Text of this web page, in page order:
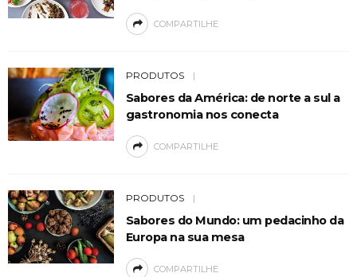
COMPARTILHE
PRODUTOS
Sabores da América: de norte a sul a
gastronomia nos conecta
COMPARTILHE
PRODUTOS
Sabores do Mundo: um pedacinho da
Europa na sua mesa
COMPARTILHE